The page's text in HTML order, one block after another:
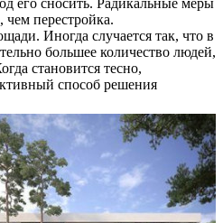
чем перестройка.
Иногда случается так, что в
большее количество людей,
становится тесно,
способ решения